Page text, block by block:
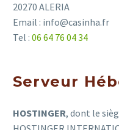
20270 ALERIA
Email : info@casinha.fr
Tel : 06 64 76 04 34
Serveur
HOSTINGER, dont le